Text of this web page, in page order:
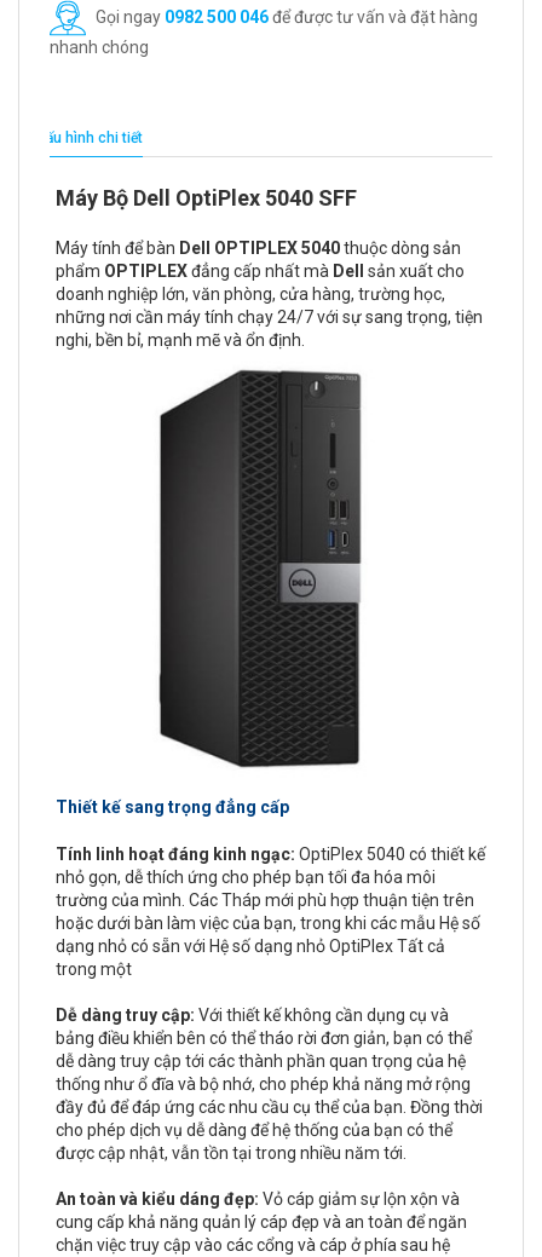
Gọi ngay 0982 500 046để được tư vấn và đặt hàng
nhanh chóng
Cấu hình chi tiết
Máy Bộ Dell OptiPlex 5040 SFF
Máy tính để bàn Dell OPTIPLEX 5040thuộc dòng sản
phẩm OPTIPLEXđẳng cấp nhất mà Dell
sản xuất cho
doanh nghiệp lớn, văn phòng, cửa hàng, trường học,
những nơi cần máy tính chạy 24/7 với sự sang trọng, tiện
nghi, bền bỉ, mạnh mẽ và ổn định.
Thiết kế sang trọng đẳng cấp
Tính linh hoạt đáng kinh ngạc: OptiPlex 5040 có thiết kế
nhỏ gọn, dễ thích ứng cho phép bạn tối đa hóa môi
trường của mình. Các Tháp mới phù hợp thuận tiện trên
hoặc dưới bàn làm việc của bạn, trong khi các mẫu Hệ số
dạng nhỏ có sẵn với Hệ số dạng nhỏ OptiPlex Tất cả
trong một
Dễ dàng truy cập: Với thiết kế không cần dụng cụ và
bảng điều khiển bên có thể tháo rời đơn giản, bạn có thể
dễ dàng truy cập tới các thành phần quan trọng của hệ
thống như ổ đĩa và bộ nhớ, cho phép khả năng mở rộng
đầy đủ để đáp ứng các nhu cầu cụ thể của bạn. Đồng thời
cho phép dịch vụ dễ dàng để hệ thống của bạn có thể
được cập nhật, vẫn tồn tại trong nhiều năm tới.
An toàn và kiểu dáng đẹp: Vỏ cáp giảm sự lộn xộn và
cung cấp khả năng quản lý cáp đẹp và an toàn để ngăn
chặn việc truy cập vào các cổng và cáp ở phía sau hệ